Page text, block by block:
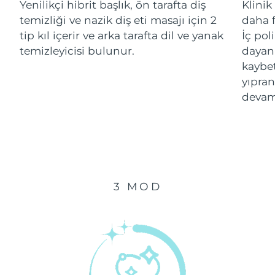
Yenilikçi hibrit başlık, ön tarafta diş
temizliği ve nazik diş eti masajı için 2
tip kıl içerir ve arka tarafta dil ve yanak
temizleyicisi bulunur.
Klinik
daha
İç
3 MOD
Çin Makao ÖİB Tahmini teslim tarihi 8/10/26
Malezya 8/11/26
8/8/26
Tahmini teslim tarihi
Tahmini teslim tarihi